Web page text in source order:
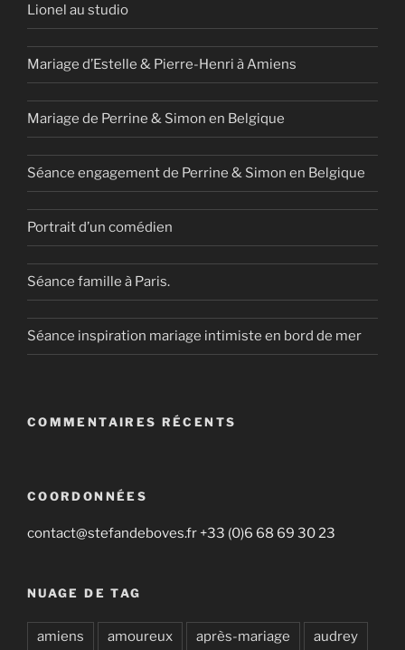
Lionel au studio
Mariage d’Estelle & Pierre-Henri à Amiens
Mariage de Perrine & Simon en Belgique
Séance engagement de Perrine & Simon en Belgique
Portrait d’un comédien
Séance famille à Paris.
Séance inspiration mariage intimiste en bord de mer
COMMENTAIRES RÉCENTS
COORDONNÉES
contact@stefandeboves.fr +33 (0)6 68 69 30 23
NUAGE DE TAG
amiens amoureux après-mariage audrey